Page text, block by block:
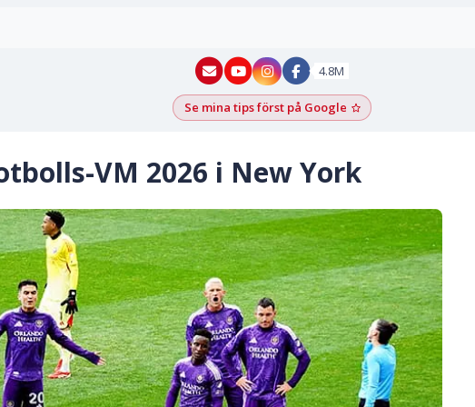
New York - YouTube
New York - Instagram
4.8M
Se mina tips först på GoogleLägg till som
VM 2026 i New York